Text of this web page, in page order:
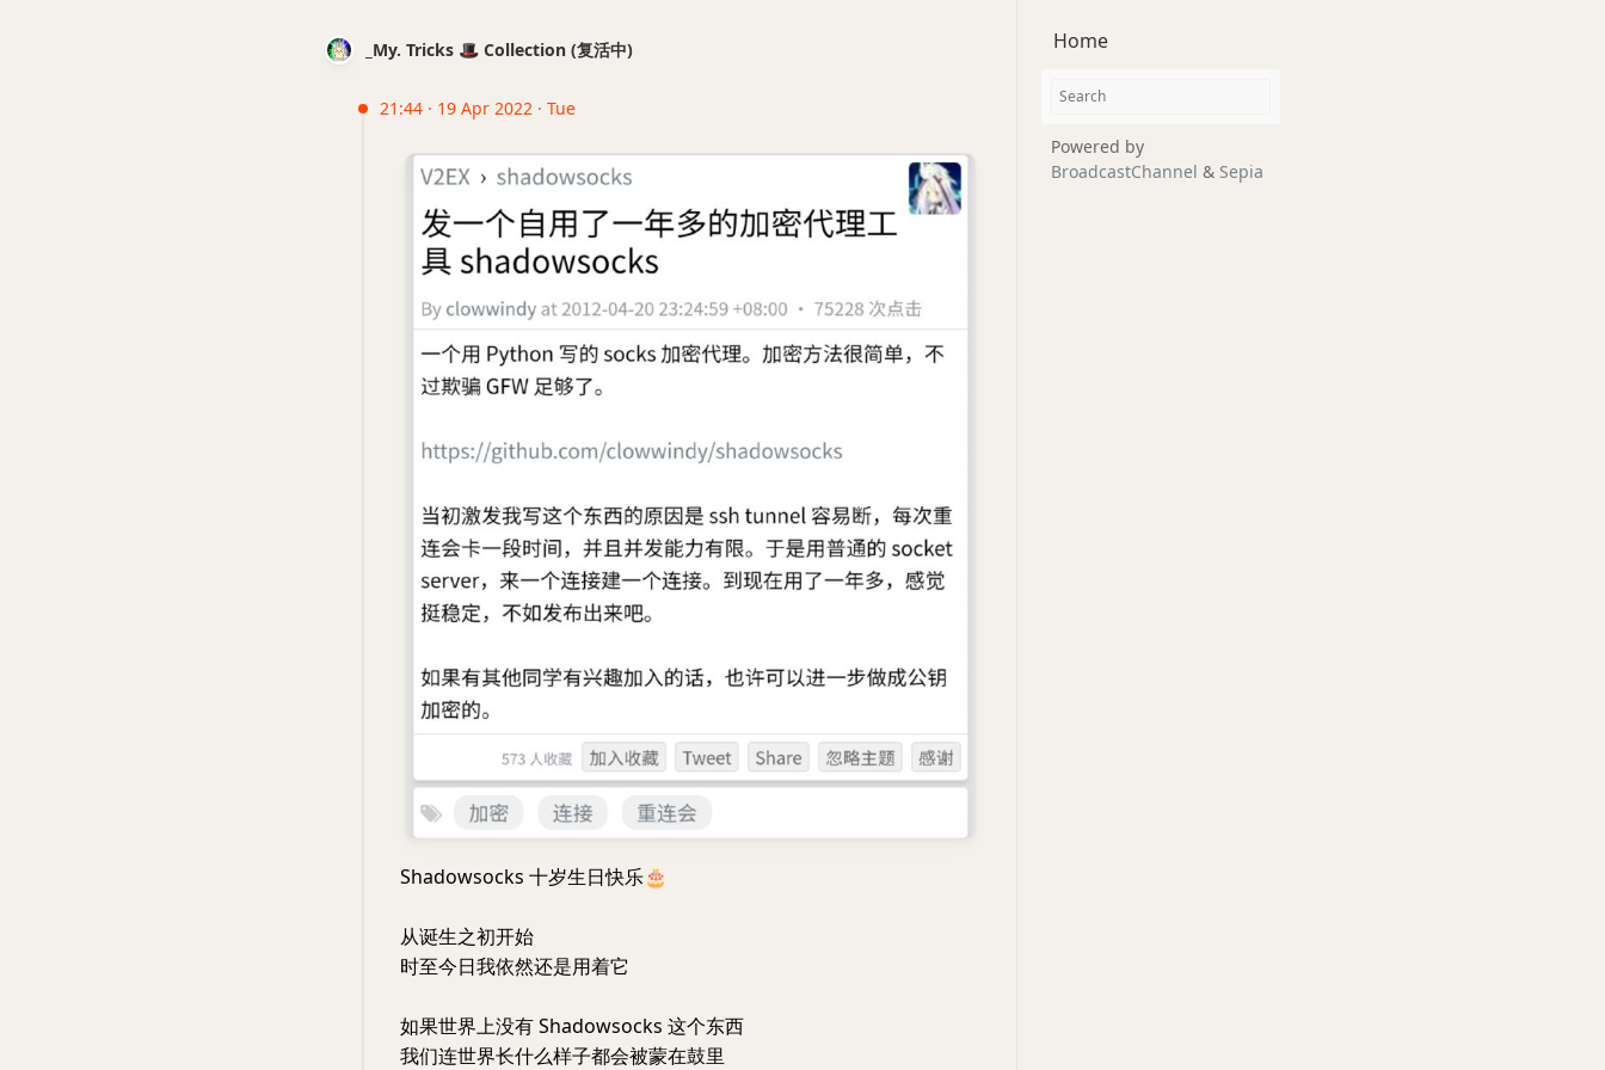
_My. Tricks 🎩 Collection (复活中)
21:44 · 19 Apr 2022 · Tue
Shadowsocks 十岁生日快乐🎂
从诞生之初开始
时至今日我依然还是用着它
如果世界上没有 Shadowsocks 这个东西
我们连世界长什么样子都会被蒙在鼓里
Home
Powered by
BroadcastChannel & Sepia